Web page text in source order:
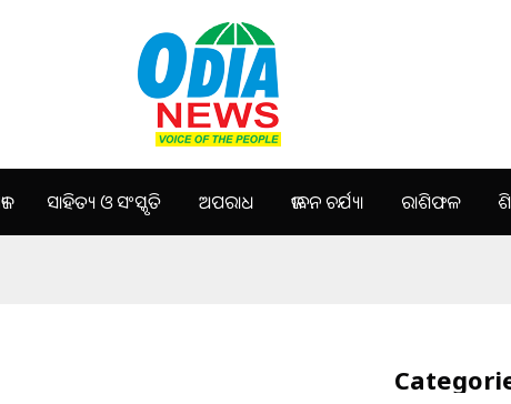
ସାହିତ୍ୟ ଓ ସଂସ୍କୃତି ଅପରାଧ ଜୀବନ ଚର୍ଯ୍ୟା ରାଶିଫଳ